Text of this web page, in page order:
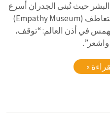
حيث تُبنى الجدران أسرع
مما تُمدّ الجسور يقف متحف التعاطف (Empathy Museum)
في أذن العالم: “توقف،
»